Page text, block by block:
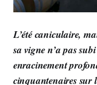
L’été caniculaire,
sa vigne n’a pas
enracinement
cinquantenaires sur